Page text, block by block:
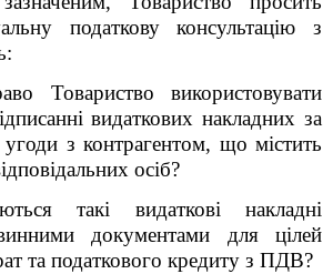
податкову консультацію з
Товариство використовувати
видаткових накладних за
з контрагентом, що містить
осіб?
такі видаткові накладні
документами для цілей
та податкового кредиту з ПДВ?